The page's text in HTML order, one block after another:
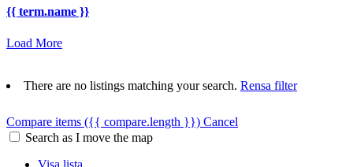
{{ term.name }}
Load More
There are no listings matching your search. Rensa filter
Compare items ({{ compare.length }}) Cancel
Search as I move the map
Visa lista